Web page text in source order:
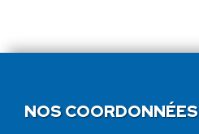
NOS COORDONNÉES